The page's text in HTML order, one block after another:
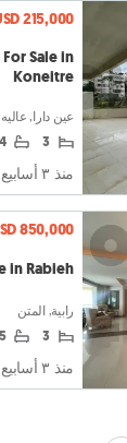
215,000
Sale in
Koneitre
عين دارا, عاليه
3
4
منذ ٣ أسابيع
850,000
in Rabieh
رابية, المتن
3
5
منذ ٣ أسابيع